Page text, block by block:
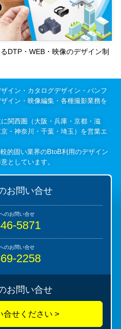
DTP・WEB・映像のデザイン制
イン・カタログデザイン・パンフ
イン・映像編集・各種撮影業務を
関西圏（大阪・兵庫・京都・滋
・神奈川・千葉・埼玉）を営業エ
的固い業界のBtoB利用のデザイン
としています。
お問い合せ
5871
2258
お問い合せ